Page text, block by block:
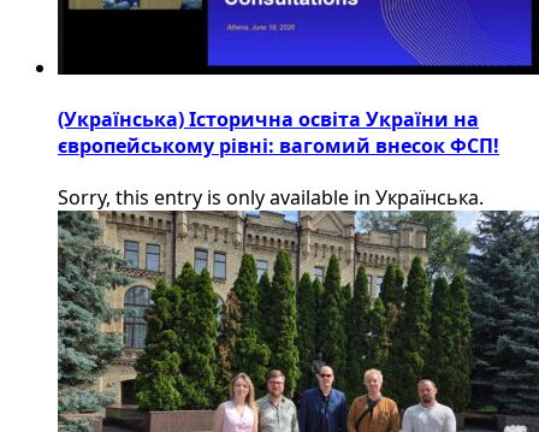
(Українська) Історична освіта України на
європейському рівні: вагомий внесок ФСП!
Sorry, this entry is only available in Українська.